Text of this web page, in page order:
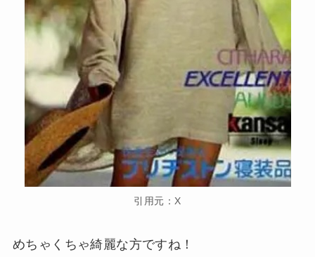
引用元：X
めちゃくちゃ綺麗な方ですね！